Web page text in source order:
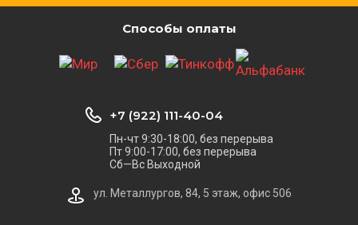
Способы оплаты
+7 (922) 111-40-04
Пн-чт 9:30-18:00, без перерыва
Пт 9:00-17:00, без перерыва
Сб—Вс Выходной
ул. Металлургов, 84, 5 этаж, офис 506